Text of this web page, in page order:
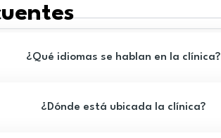
¿Qué idiomas se hablan en la clínica?
¿Dónde está ubicada la clínica?